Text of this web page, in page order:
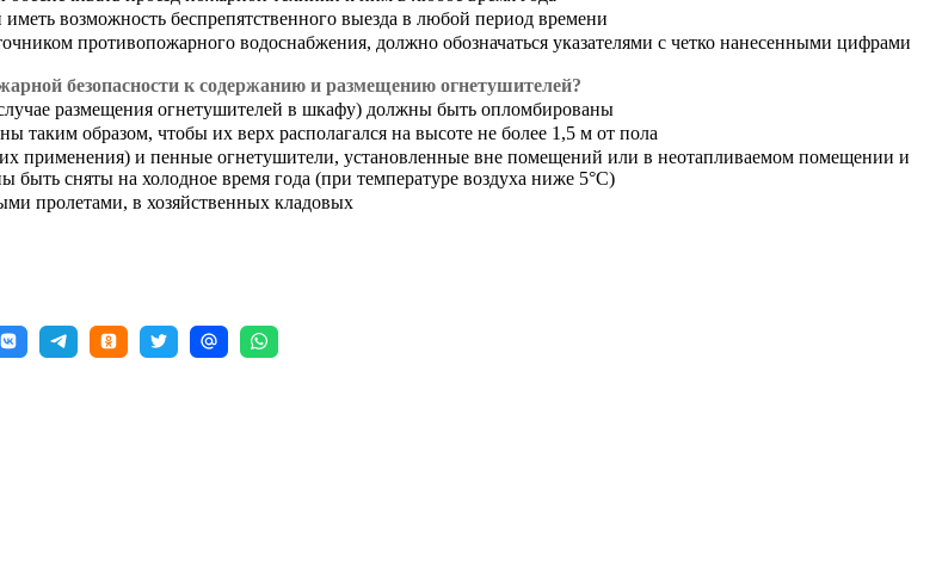
возможность беспрепятственного выезда в любой период времени
противопожарного водоснабжения, должно обозначаться указателями с четко нанесенными цифрами
безопасности к содержанию и размещению огнетушителей?
размещения огнетушителей в шкафу) должны быть опломбированы
образом, чтобы их верх располагался на высоте не более 1,5 м от пола
применения) и пенные огнетушители, установленные вне помещений или в неотапливаемом помещении и
сняты на холодное время года (при температуре воздуха ниже 5°С)
пролетами, в хозяйственных кладовых